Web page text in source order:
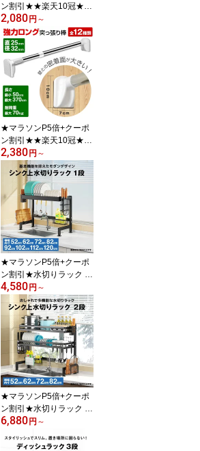
ン割引★★楽天10冠★
水切りボウル ステンレス
ザルボウル 米とぎ ボウ
ル 水切りざる 水切りボ
ウル 米研ぎボウル 穴あ
きボ
2,080円 ～
★マラソンP5倍+クーポ
ン割引★★楽天10冠★
突っ張り棒 強力 太さ/長
さが選べます 全12種類
(直径25mm / 32mm) | つ
っぱり棒 ステンレス 伸
縮棒 強い負荷 滑り止め
極太 つっぱり棒 クロー
ゼッ
2,380円 ～
★マラソンP5倍+クーポ
ン割引★水切りラック シ
ンク上 1段 スリム シンプ
ルタイプ | シンク上水切
りラック 水切りかご シ
ンク上 大容量 水切りか
ご 大容量 食器ラック シ
ンク上 キッチン ラ
4,580円 ～
★マラソンP5倍+クーポ
ン割引★水切りラック シ
ンク上 2段 スリム | シン
かご シンク上 大容量 水
6,880円 ～